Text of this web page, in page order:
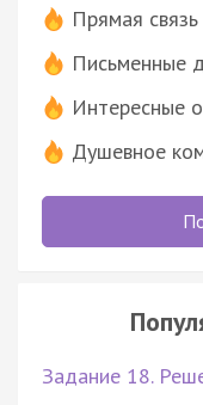
Прямая
Письменные
Интересные
Душевное
Задание 18.